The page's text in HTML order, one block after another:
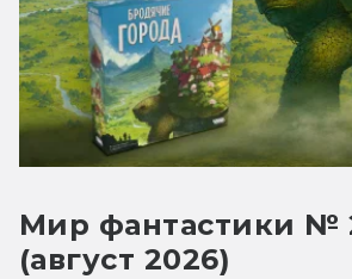
Мир фантастики №
(август 2026)